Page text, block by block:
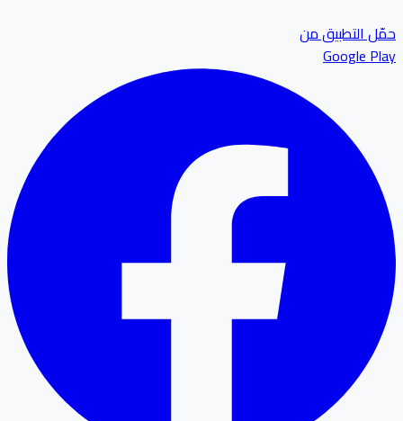
التطبيق من
Google